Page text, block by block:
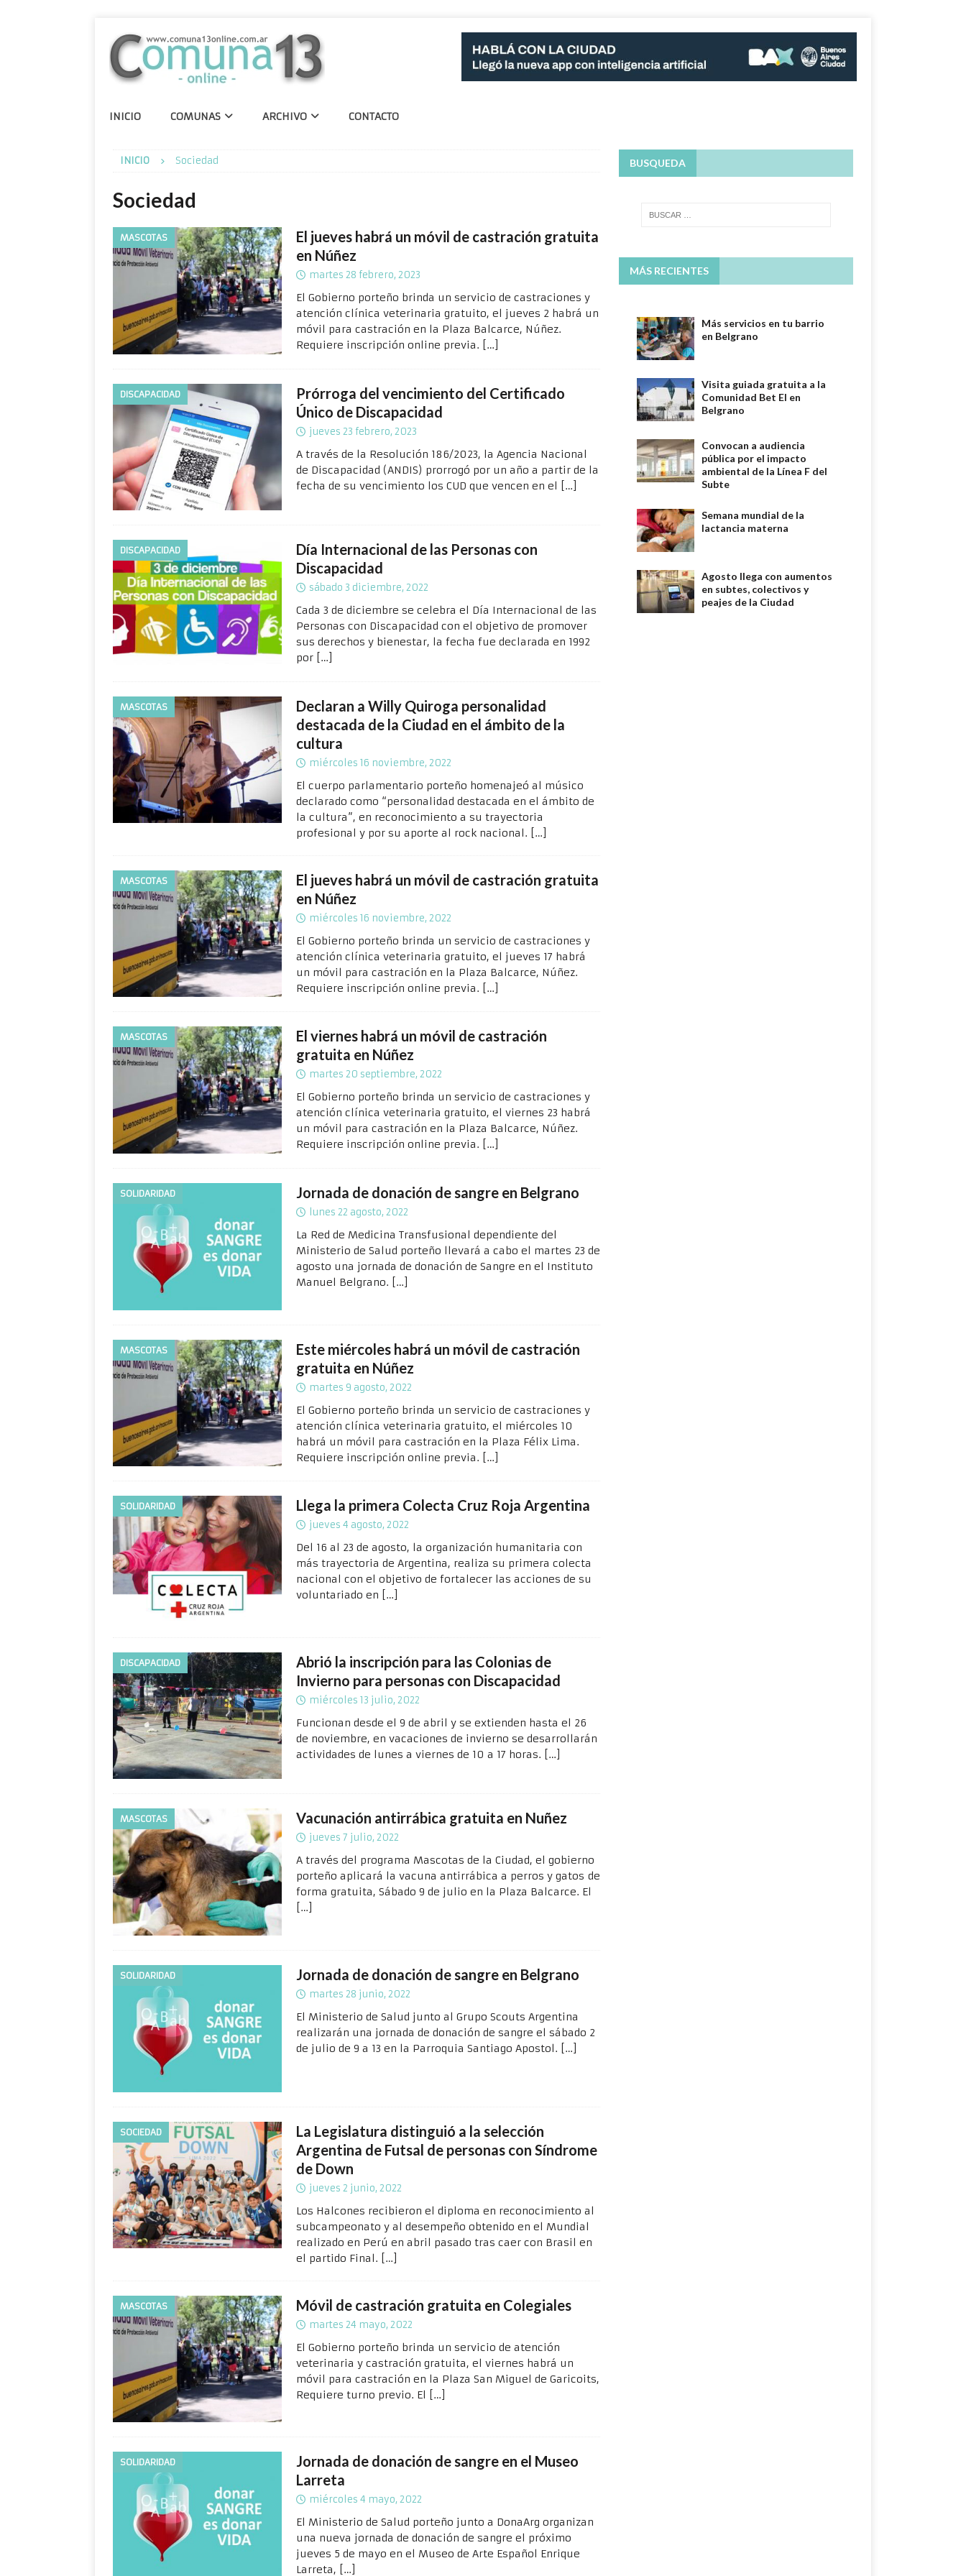
INICIO COMUNAS ARCHIVO CONTACTO
INICIO Sociedad
Sociedad
MASCOTAS
El jueves habrá un móvil de castración gratuita
en Núñez
martes 28 febrero, 2023
El Gobierno porteño brinda un servicio de castraciones y
atención clínica veterinaria gratuito, el jueves 2 habrá un
móvil para castración en la Plaza Balcarce, Núñez.
Requiere inscripción online previa.
[…]
DISCAPACIDAD
Prórroga del vencimiento del Certificado
Único de Discapacidad
jueves 23 febrero, 2023
A través de la Resolución 186/2023, la Agencia Nacional
de Discapacidad (ANDIS) prorrogó por un año a partir de la
fecha de su vencimiento los CUD que vencen en el
[…]
DISCAPACIDAD
Día Internacional de las Personas con
Discapacidad
sábado 3 diciembre, 2022
Cada 3 de diciembre se celebra el Día Internacional de las
Personas con Discapacidad con el objetivo de promover
sus derechos y bienestar, la fecha fue declarada en 1992
por
[…]
MASCOTAS
Declaran a Willy Quiroga personalidad
destacada de la Ciudad en el ámbito de la
cultura
miércoles 16 noviembre, 2022
El cuerpo parlamentario porteño homenajeó al músico
declarado como “personalidad destacada en el ámbito de
la cultura”, en reconocimiento a su trayectoria
profesional y por su aporte al rock nacional.
[…]
MASCOTAS
El jueves habrá un móvil de castración gratuita
en Núñez
miércoles 16 noviembre, 2022
El Gobierno porteño brinda un servicio de castraciones y
atención clínica veterinaria gratuito, el jueves 17 habrá
un móvil para castración en la Plaza Balcarce, Núñez.
Requiere inscripción online previa.
[…]
MASCOTAS
El viernes habrá un móvil de castración
gratuita en Núñez
martes 20 septiembre, 2022
El Gobierno porteño brinda un servicio de castraciones y
atención clínica veterinaria gratuito, el viernes 23 habrá
un móvil para castración en la Plaza Balcarce, Núñez.
Requiere inscripción online previa.
[…]
SOLIDARIDAD Jornada de donación de sangre en Belgrano
lunes 22 agosto, 2022
La Red de Medicina Transfusional dependiente del
Ministerio de Salud porteño llevará a cabo el martes 23 de
agosto una jornada de donación de Sangre en el Instituto
Manuel Belgrano.
[…]
MASCOTAS
Este miércoles habrá un móvil de castración
gratuita en Núñez
martes 9 agosto, 2022
El Gobierno porteño brinda un servicio de castraciones y
atención clínica veterinaria gratuito, el miércoles 10
habrá un móvil para castración en la Plaza Félix Lima.
Requiere inscripción online previa.
[…]
SOLIDARIDAD Llega la primera Colecta Cruz Roja Argentina
jueves 4 agosto, 2022
Del 16 al 23 de agosto, la organización humanitaria con
más trayectoria de Argentina, realiza su primera colecta
nacional con el objetivo de fortalecer las acciones de su
voluntariado en
[…]
DISCAPACIDAD
Abrió la inscripción para las Colonias de
Invierno para personas con Discapacidad
miércoles 13 julio, 2022
Funcionan desde el 9 de abril y se extienden hasta el 26
de noviembre, en vacaciones de invierno se desarrollarán
actividades de lunes a viernes de 10 a 17 horas.
[…]
MASCOTAS Vacunación antirrábica gratuita en Nuñez
jueves 7 julio, 2022
A través del programa Mascotas de la Ciudad, el gobierno
porteño aplicará la vacuna antirrábica a perros y gatos de
forma gratuita, Sábado 9 de julio en la Plaza Balcarce. El
[…]
SOLIDARIDAD Jornada de donación de sangre en Belgrano
martes 28 junio, 2022
El Ministerio de Salud junto al Grupo Scouts Argentina
realizarán una jornada de donación de sangre el sábado 2
de julio de 9 a 13 en la Parroquia Santiago Apostol.
[…]
SOCIEDAD
La Legislatura distinguió a la selección
Argentina de Futsal de personas con Síndrome
de Down
jueves 2 junio, 2022
Los Halcones recibieron el diploma en reconocimiento al
subcampeonato y al desempeño obtenido en el Mundial
realizado en Perú en abril pasado tras caer con Brasil en
el partido Final.
[…]
MASCOTAS Móvil de castración gratuita en Colegiales
martes 24 mayo, 2022
El Gobierno porteño brinda un servicio de atención
veterinaria y castración gratuita, el viernes habrá un
móvil para castración en la Plaza San Miguel de Garicoits,
Requiere turno previo. El
[…]
SOLIDARIDAD
Jornada de donación de sangre en el Museo
Larreta
miércoles 4 mayo, 2022
El Ministerio de Salud porteño junto a DonaArg organizan
una nueva jornada de donación de sangre el próximo
jueves 5 de mayo en el Museo de Arte Español Enrique
Larreta,
[…]
BUSQUEDA
MÁS RECIENTES
Más servicios en tu barrio
en Belgrano
Visita guiada gratuita a la
Comunidad Bet El en
Belgrano
Convocan a audiencia
pública por el impacto
ambiental de la Línea F del
Subte
Semana mundial de la
lactancia materna
Agosto llega con aumentos
en subtes, colectivos y
peajes de la Ciudad